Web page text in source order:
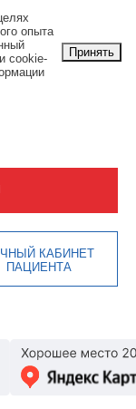
КАБИНЕТ
ПАЦИЕНТА
опыта
cookie-
Принять